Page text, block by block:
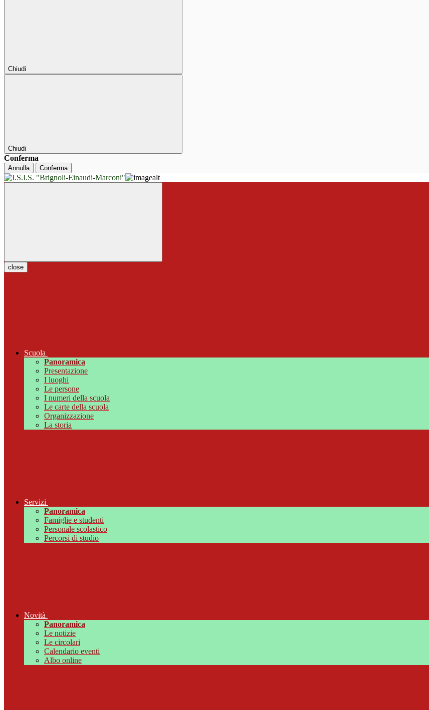
Chiudi
Chiudi
Conferma
Annulla Conferma
close
Scuola
Panoramica
Presentazione
I luoghi
Le persone
I numeri della scuola
Le carte della scuola
Organizzazione
La storia
Servizi
Panoramica
Famiglie e studenti
Personale scolastico
Percorsi di studio
Novità
Panoramica
Le notizie
Le circolari
Calendario eventi
Albo online